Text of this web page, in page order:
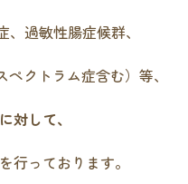
過敏性腸症候群、
クトラム症含む）等、
対して、
を行っております。